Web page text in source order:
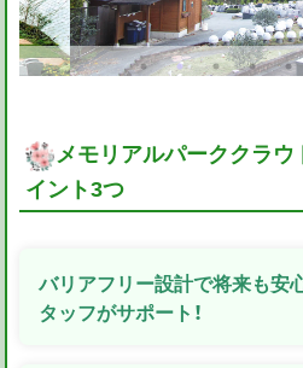
メモリアルパーククラ
イント3つ
バリアフリー設計で将来も安
タッフがサポート！